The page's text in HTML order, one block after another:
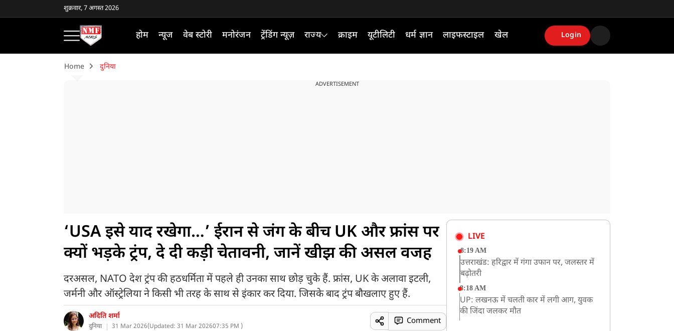
शुक्रवार, 7 अगस्त 2026
होम न्यूज वेब स्टोरी मनोरंजन ट्रेंडिंग न्यूज़ राज्य क्राइम यूटीलिटी धर्म ज्ञान लाइफस्टाइल खेल Login
Home दुनिया
ADVERTISEMENT
‘USA इसे याद रखेगा…’ ईरान से जंग के बीच UK और फ्रांस पर
क्यों भड़के ट्रंप, दे दी कड़ी चेतावनी, जानें खीझ की असल वजह
दरअसल, NATO देश ट्रंप की हठधर्मिता में पहले ही उनका साथ छोड़ चुके हैं. फ्रांस, UK के अलावा इटली,
जर्मनी और ऑस्ट्रेलिया ने किसी भी तरह के साथ से इंकार कर दिया. जिसके बाद ट्रंप बौखलाए हुए हैं.
अदिति शर्मा
दुनिया 31 Mar 2026(Updated: 31 Mar 202607:35 PM )
Comment
LIVE
8:19 AM
उत्तराखंड: हरिद्वार में गंगा उफान पर, जलस्तर में
बढ़ोतरी
8:18 AM
UP: लखनऊ में चलती कार में लगी आग, युवक
की जिंदा जलकर मौत